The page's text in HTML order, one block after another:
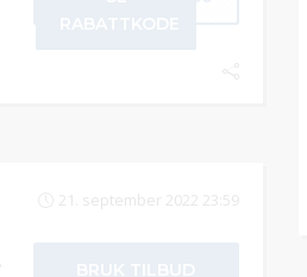
21. september 2022 23:59